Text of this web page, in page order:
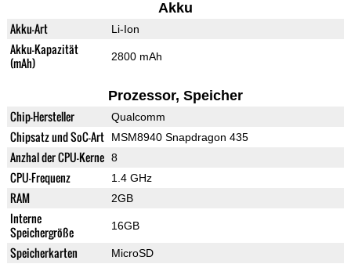
Akku
Akku-Art Li-Ion
Akku-Kapazität
(mAh)
2800 mAh
Prozessor, Speicher
Chip-Hersteller Qualcomm
Chipsatz und SoC-Art MSM8940 Snapdragon 435
Anzhal der CPU-Kerne 8
CPU-Frequenz 1.4 GHz
RAM 2GB
Interne
Speichergröße
16GB
Speicherkarten MicroSD